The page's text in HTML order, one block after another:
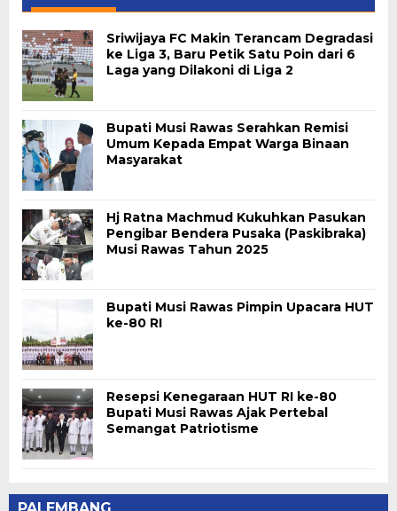
Sriwijaya FC Makin Terancam Degradasi
ke Liga 3, Baru Petik Satu Poin dari 6
Laga yang Dilakoni di Liga 2
Bupati Musi Rawas Serahkan Remisi
Umum Kepada Empat Warga Binaan
Masyarakat
Hj Ratna Machmud Kukuhkan Pasukan
Pengibar Bendera Pusaka (Paskibraka)
Musi Rawas Tahun 2025
Bupati Musi Rawas Pimpin Upacara HUT
ke-80 RI
Resepsi Kenegaraan HUT RI ke-80
Bupati Musi Rawas Ajak Pertebal
Semangat Patriotisme
PALEMBANG